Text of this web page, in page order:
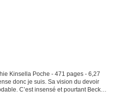
Kinsella Poche - 471 pages - 6,27
donc je suis. Sa vision du devoir
C’est insensé et pourtant Becky